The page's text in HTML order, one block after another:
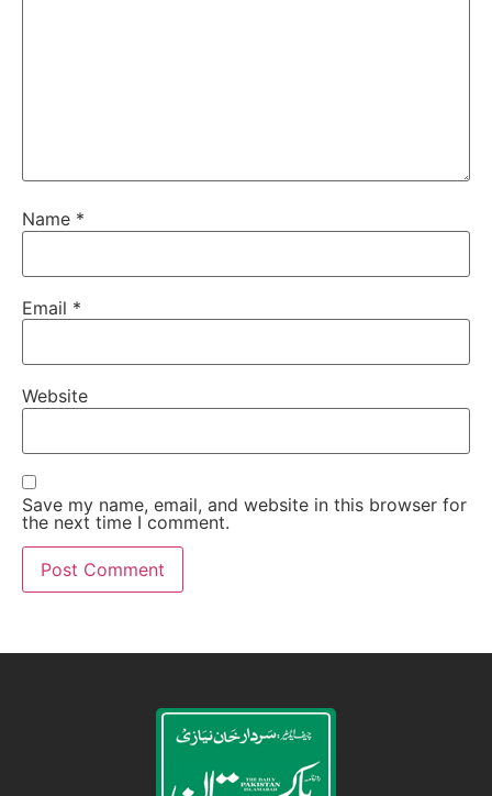
Name *
Email *
Website
Save my name, email, and website in this browser for
the next time I comment.